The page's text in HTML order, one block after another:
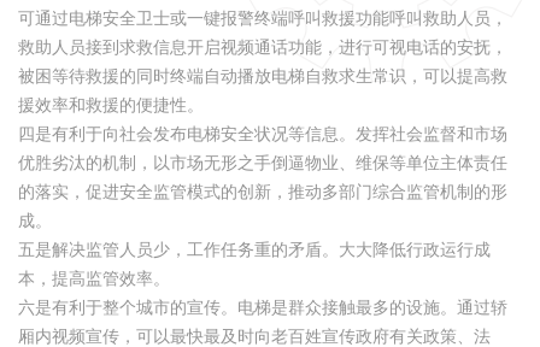
可通过电梯安全卫士或一键报警终端呼叫救援功能呼叫救助人员，
救助人员接到求救信息开启视频通话功能，进行可视电话的安抚，
被困等待救援的同时终端自动播放电梯自救求生常识，可以提高救
援效率和救援的便捷性。
四是有利于向社会发布电梯安全状况等信息。发挥社会监督和市场
优胜劣汰的机制，以市场无形之手倒逼物业、维保等单位主体责任
的落实，促进安全监管模式的创新，推动多部门综合监管机制的形
成。
五是解决监管人员少，工作任务重的矛盾。大大降低行政运行成
本，提高监管效率。
六是有利于整个城市的宣传。电梯是群众接触最多的设施。通过轿
厢内视频宣传，可以最快最及时向老百姓宣传政府有关政策、法